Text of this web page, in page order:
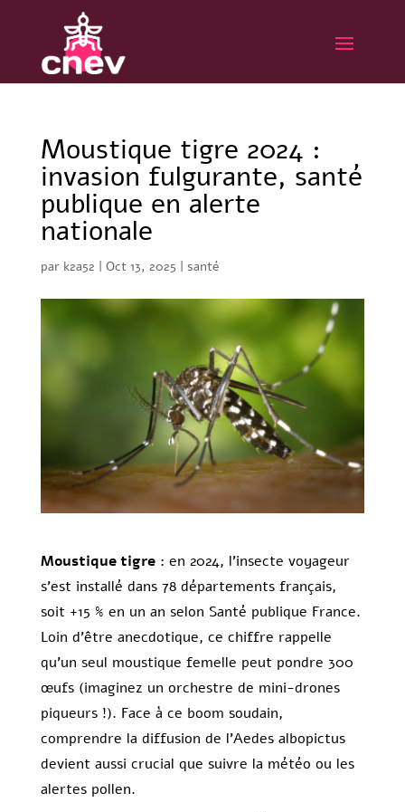
Moustique tigre 2024 :
invasion fulgurante, santé
publique en alerte
nationale
par k2a52 | Oct 13, 2025 | santé
Moustique tigre: en 2024, l’insecte voyageur
s’est installé dans 78 départements français,
soit +15 % en un an selon Santé publique France.
Loin d’être anecdotique, ce chiffre rappelle
qu’un seul moustique femelle peut pondre 300
œufs (imaginez un orchestre de mini-drones
piqueurs !). Face à ce boom soudain,
comprendre la diffusion de l’Aedes albopictus
devient aussi crucial que suivre la météo ou les
alertes pollen.